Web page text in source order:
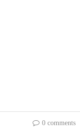
0 comments